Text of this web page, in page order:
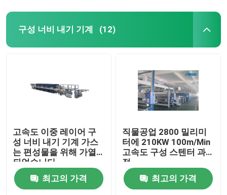
구성 너비 내기 기계 (12)
고속도 이중 레이어 구
성 너비 내기 기계 가스
는 편성물을 위해 가열
되었습니다
최고의 가격
직물공업 2800 밀리미
터에 210KW 100m/Min
고속도 구성 스텐터 과
정
최고의 가격